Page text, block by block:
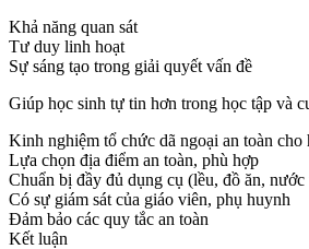
Khả năng quan sát
Tư duy linh hoạt
Sự sáng tạo trong giải quyết vấn đề
Giúp học sinh tự tin hơn trong học tập và
Kinh nghiệm tổ chức dã ngoại an toàn cho
Lựa chọn địa điểm an toàn, phù hợp
Chuẩn bị đầy đủ dụng cụ (lều, đồ ăn, nước
Có sự giám sát của giáo viên, phụ huynh
Đảm bảo các quy tắc an toàn
Kết luận